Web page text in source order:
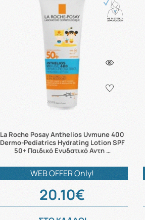
La Roche Posay Anthelios Uvmune 400
Dermo-Pediatrics Hydrating Lotion SPF
50+ Παιδικό Ενυδατικό Αντη …
WEB OFFER Only!
20.10€